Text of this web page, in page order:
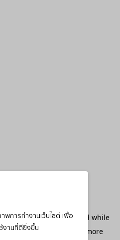
การทำงานเว็บไซต์ เพื่อ
งานที่ดียิ่งขึ้น
exception has occurred while
the browser console
for more